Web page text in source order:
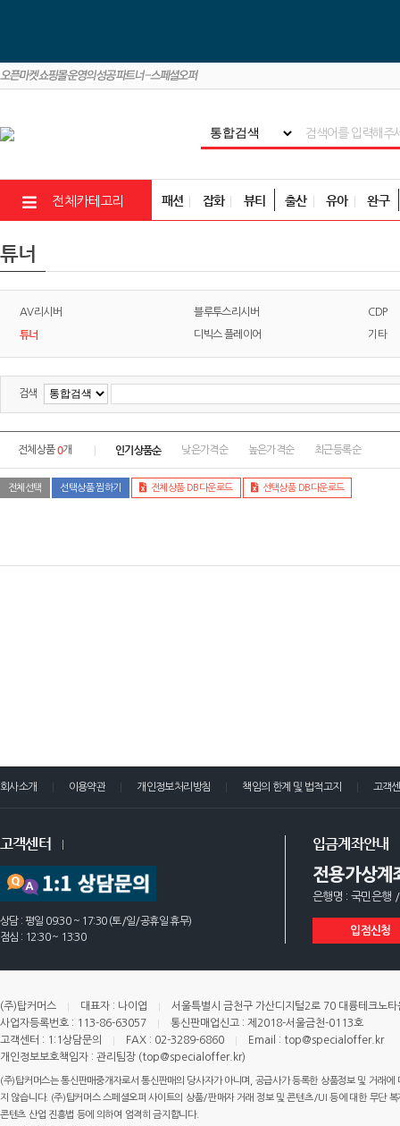
전체카테고리 패션 잡화 뷰티 출산 유아 완구
튜너
AV리시버 블루투스리시버 CDP
튜너 디빅스 플레이어 기타
검색
전체상품0개 인기상품순 낮은가격순 높은가격순 최근등록순
전체선택 선택상품 찜하기 전체상품 DB다운로드 선택상품 DB다운로드
회사소개 이용약관 개인정보처리방침 책임의 한계 및 법적고지 고객
고객센터
상담 : 평일 09:30 ~ 17:30 (토/일/공휴일 휴무)
점심 : 12:30 ~ 13:30
입금계좌안내
전용가상계
은행명 : 국민은행
입점신청
(주)탑커머스 대표자 : 나이엽
서울특별시 금천구 가산디지털2로 70 대륭테크노
사업자등록번호 : 113-86-63057
통신판매업신고 : 제2018-서울금천-0113호
고객센터 : 1:1상담문의
FAX : 02-3289-6860
Email : top@specialoffer.kr
개인정보보호책임자 : 관리팀장 (top@specialoffer.kr)
(주)탑커머스는 통신판매중개자로서 통신판매의 당사자가 아니며, 공급사가 등록한 상품정보 및 거래
지 않습니다. (주)탑커머스 스페셜오퍼 사이트의 상품/판매자 거래 정보 및 콘텐츠/UI 등에 대한 무단
콘텐츠 산업 진흥법 등에 의하여 엄격히 금지합니다.